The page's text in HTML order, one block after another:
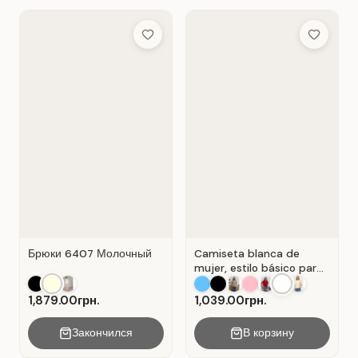
Add to Wish List
Брюки 6407 Молочный
1,879.00грн.
Закончился
Add to
Camiseta blanca de
mujer, estilo básico para
el día a día, material:
Algodón Blanco.
1,039.00грн.
В корзину